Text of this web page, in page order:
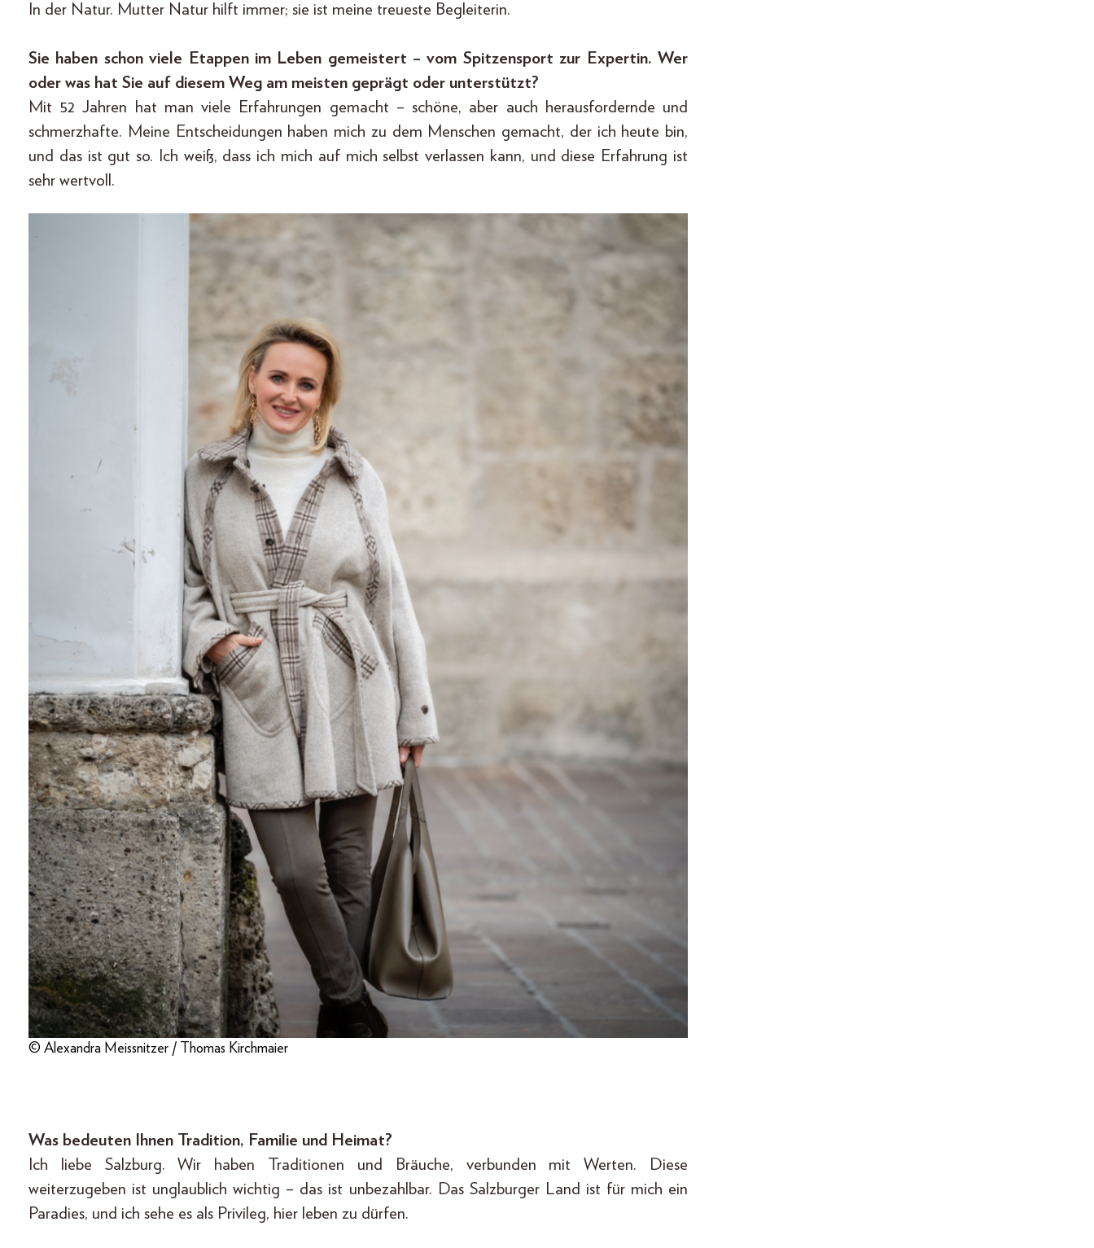
In der Natur. Mutter Natur hilft immer; sie ist meine treueste Begleiterin.
Sie haben schon viele Etappen im Leben gemeistert – vom Spitzensport zur Expertin. Wer
oder was hat Sie auf diesem Weg am meisten geprägt oder unterstützt?
Mit 52 Jahren hat man viele Erfahrungen gemacht – schöne, aber auch herausfordernde und
schmerzhafte. Meine Entscheidungen haben mich zu dem Menschen gemacht, der ich heute bin,
und das ist gut so. Ich weiß, dass ich mich auf mich selbst verlassen kann, und diese Erfahrung ist
sehr wertvoll.
© Alexandra Meissnitzer / Thomas Kirchmaier
Was bedeuten Ihnen Tradition, Familie und Heimat?
Ich liebe Salzburg. Wir haben Traditionen und Bräuche, verbunden mit Werten. Diese
weiterzugeben ist unglaublich wichtig – das ist unbezahlbar. Das Salzburger Land ist für mich ein
Paradies, und ich sehe es als Privileg, hier leben zu dürfen.